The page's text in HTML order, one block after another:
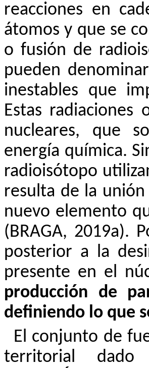
reacciones en
átomos y que se
o fusión de
pueden
inestables que
Estas radiaciones
nucleares, que
energía química.
radioisótopo
resulta de la
nuevo elemento
(BRAGA, 2019a).
posterior a la
presente en el
producción de
definiendo lo que
El conjunto de
territorial dado